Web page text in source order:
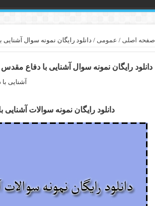
صفحه اصلی / عمومی / دانلود رایگان نمونه سوال آشنایی
دانلود رایگان نمونه سوال آشنایی با دفاع مقدس
آشنایی
دانلود رایگان نمونه سوالات آشنایی با دفاع